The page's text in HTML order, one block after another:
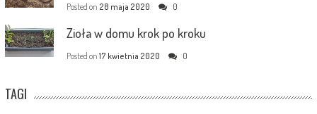
Posted on 28 maja 2020 0
Zioła w domu krok po kroku
Posted on 17 kwietnia 2020 0
TAGI